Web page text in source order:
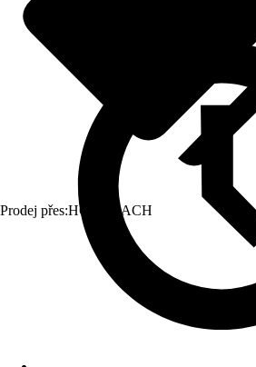
Prodej přes:HORNBACH